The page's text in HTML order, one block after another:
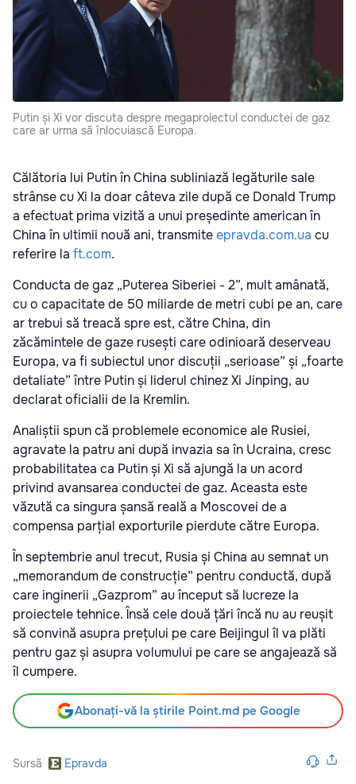
Putin și Xi vor discuta despre megaproiectul conductei de gaz
care ar urma să înlocuiască Europa.
Călătoria lui Putin în China subliniază legăturile sale
strânse cu Xi la doar câteva zile după ce Donald Trump
a efectuat prima vizită a unui președinte american în
China în ultimii nouă ani, transmiteepravda.com.ua cu
referire la ft.com.
Conducta de gaz „Puterea Siberiei - 2”, mult amânată,
cu o capacitate de 50 miliarde de metri cubi pe an, care
ar trebui să treacă spre est, către China, din
zăcămintele de gaze rusești care odinioară deserveau
Europa, va fi subiectul unor discuții „serioase” și „foarte
detaliate” între Putin și liderul chinez Xi Jinping, au
declarat oficialii de la Kremlin.
Analiștii spun că problemele economice ale Rusiei,
agravate la patru ani după invazia sa în Ucraina, cresc
probabilitatea ca Putin și Xi să ajungă la un acord
privind avansarea conductei de gaz. Aceasta este
văzută ca singura șansă reală a Moscovei de a
compensa parțial exporturile pierdute către Europa.
În septembrie anul trecut, Rusia și China au semnat un
„memorandum de construcție” pentru conductă, după
care inginerii „Gazprom” au început să lucreze la
proiectele tehnice. Însă cele două țări încă nu au reușit
să convină asupra prețului pe care Beijingul îl va plăti
pentru gaz și asupra volumului pe care se angajează să
îl cumpere.
Abonați-vă la știrile Point.md pe Google
Sursă Epravda